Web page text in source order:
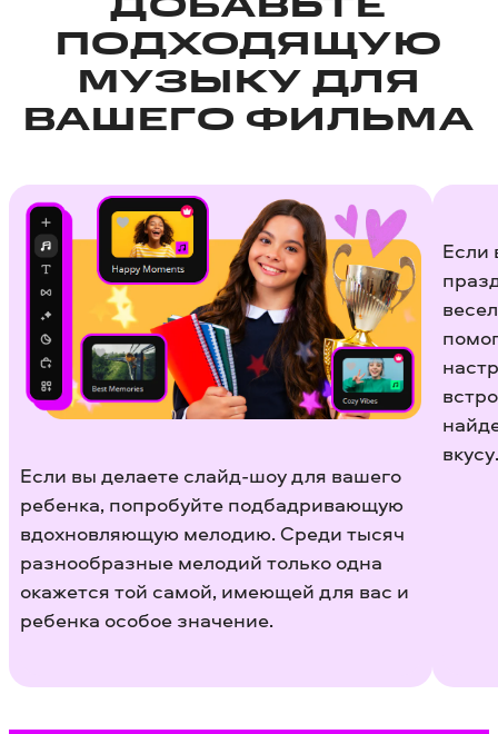
ДОБАВЬТЕ
ПОДХОДЯЩУЮ
МУЗЫКУ ДЛЯ
ВАШЕГО ФИЛЬМА
Если вы делаете слайд-шоу для вашего
ребенка, попробуйте подбадривающую
вдохновляющую мелодию. Среди тысяч
разнообразные мелодий только одна
окажется той самой, имеющей для вас и
ребенка особое значение.
Если